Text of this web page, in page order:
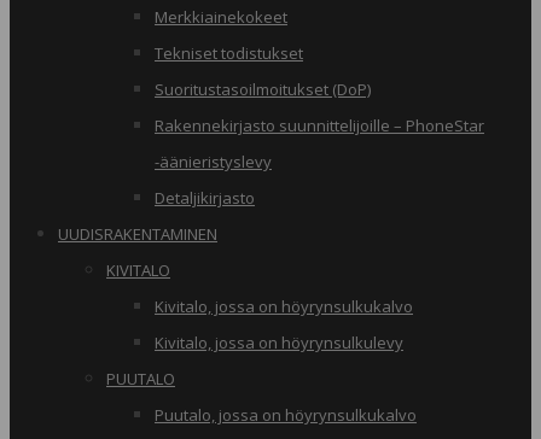
Merkkiainekokeet
Tekniset todistukset
Suoritustasoilmoitukset (DoP)
Rakennekirjasto suunnittelijoille – PhoneStar
-äänieristyslevy
Detaljikirjasto
UUDISRAKENTAMINEN
KIVITALO
Kivitalo, jossa on höyrynsulkukalvo
Kivitalo, jossa on höyrynsulkulevy
PUUTALO
Puutalo, jossa on höyrynsulkukalvo